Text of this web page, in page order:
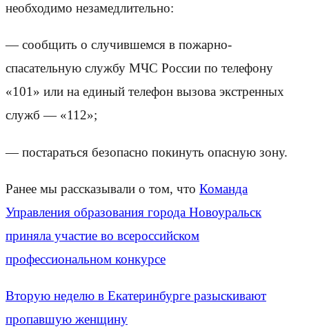
необходимо незамедлительно:
— сообщить о случившемся в пожарно-
спасательную службу МЧС России по телефону
«101» или на единый телефон вызова экстренных
служб — «112»;
— постараться безопасно покинуть опасную зону.
Ранее мы рассказывали о том, что Команда
Управления образования города Новоуральск
приняла участие во всероссийском
профессиональном конкурсе
Вторую неделю в Екатеринбурге разыскивают
пропавшую женщину